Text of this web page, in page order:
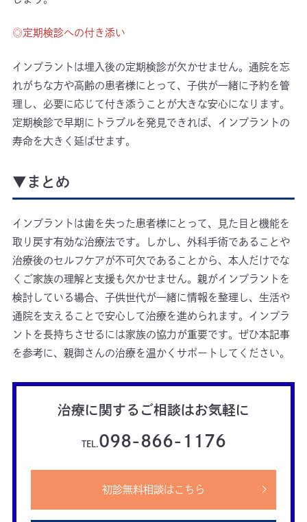
◎定期検診への付き添い
インプラントは埋入後の定期検診が欠かせません。通院を忘
れがちな方や高齢の患者様にとって、子供が一緒に予約を管
理し、必要に応じて付き添うことが大きな安心になります。
定期検診で早期にトラブルを発見できれば、インプラントの
寿命を大きく延ばせます。
▼まとめ
インプラントは歯を失った患者様にとって、見た目と機能を
取り戻す有効な治療法です。しかし、外科手術であることや
治療後のセルフケアが不可欠であることから、本人だけでな
くご家族の理解と支援も欠かせません。親がインプラントを
検討している場合、子供世代が一緒に情報を整理し、生活や
通院を支えることで安心して治療を進められます。インプラ
ントを長持ちさせるには家族の協力が重要です。ぜひ本記事
を参考に、親御さんの治療を温かくサポートしてください。
治療に関するご相談はお気軽に
TEL. 098-866-1176
初診無料相談はこちら